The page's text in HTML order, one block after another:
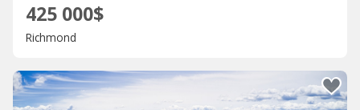
425 000$
Richmond